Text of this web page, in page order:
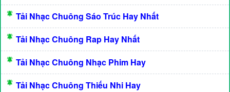
Tải Nhạc Chuông Sáo Trúc Hay Nhất
Tải Nhạc Chuông Rap Hay Nhất
Tải Nhạc Chuông Nhạc Phim Hay
Tải Nhạc Chuông Thiếu Nhi Hay